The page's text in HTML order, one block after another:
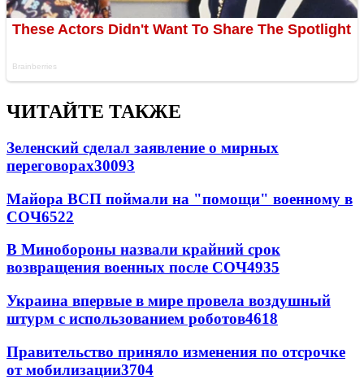
ЧИТАЙТЕ ТАКЖЕ
Зеленский сделал заявление о мирных
переговорах30093
Майора ВСП поймали на "помощи" военному в
СОЧ6522
В Минобороны назвали крайний срок
возвращения военных после СОЧ4935
Украина впервые в мире провела воздушный
штурм с использованием роботов4618
Правительство приняло изменения по отсрочке
от мобилизации3704